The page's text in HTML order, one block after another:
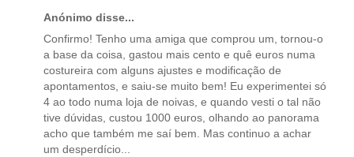
Anónimo disse...
Confirmo! Tenho uma amiga que comprou um, tornou-o
a base da coisa, gastou mais cento e quê euros numa
costureira com alguns ajustes e modificação de
apontamentos, e saiu-se muito bem! Eu experimentei só
4 ao todo numa loja de noivas, e quando vesti o tal não
tive dúvidas, custou 1000 euros, olhando ao panorama
acho que também me saí bem. Mas continuo a achar
um desperdício...